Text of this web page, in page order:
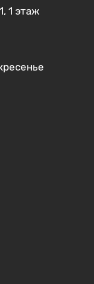
1 этаж